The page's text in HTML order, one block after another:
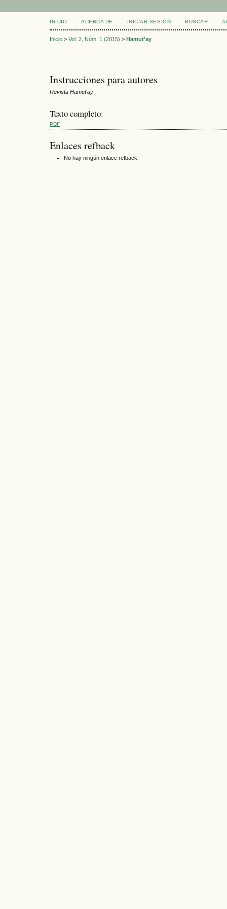
INICIO ACERCA DE INICIAR SESIÓN BUSCAR
Inicio > Vol. 2, Núm. 1 (2015) > Hamut'ay
Instrucciones para autores
Revista Hamut'ay
Texto completo:
PDF
Enlaces refback
No hay ningún enlace refback.